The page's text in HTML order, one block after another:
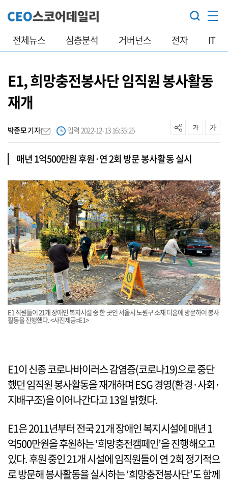
전체뉴스 심층분석 거버넌스 전자 IT
E1, 희망충전봉사단 임직원 봉사활동
재개
박준모 기자 입력 2022-12-13 16:35:25
매년 1억500만원 후원·연 2회 방문 봉사활동 실시
E1 직원들이 21개 장애인 복지시설 중 한 곳인 서울시 노원구 소재 더홈에 방문하여 봉사
활동을 진행했다. <사진제공=E1>
E1이 신종 코로나바이러스 감염증(코로나19)으로 중단
했던 임직원 봉사활동을 재개하며 ESG 경영(환경·사회·
지배구조)을 이어나간다고 13일 밝혔다.
E1은 2011년부터 전국 21개 장애인 복지시설에 매년 1
억500만원을 후원하는 ‘희망충전캠페인’을 진행해오고
있다. 후원 중인 21개 시설에 임직원들이 연 2회 정기적으
로 방문해 봉사활동을 실시하는 ‘희망충전봉사단’도 함께